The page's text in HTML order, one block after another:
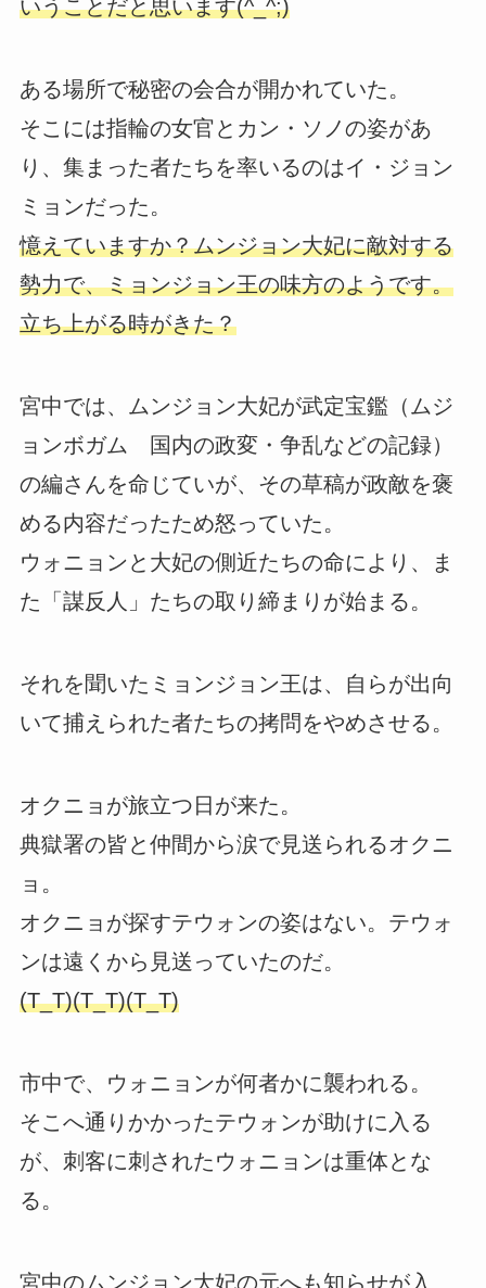
いうことだと思います(^_^;)
ある場所で秘密の会合が開かれていた。
そこには指輪の女官とカン・ソノの姿があ
り、集まった者たちを率いるのはイ・ジョン
ミョンだった。
憶えていますか？ムンジョン大妃に敵対する
勢力で、ミョンジョン王の味方のようです。
立ち上がる時がきた？
宮中では、ムンジョン大妃が武定宝鑑（ムジ
ョンボガム 国内の政変・争乱などの記録）
の編さんを命じていが、その草稿が政敵を褒
める内容だったため怒っていた。
ウォニョンと大妃の側近たちの命により、ま
た「謀反人」たちの取り締まりが始まる。
それを聞いたミョンジョン王は、自らが出向
いて捕えられた者たちの拷問をやめさせる。
オクニョが旅立つ日が来た。
典獄署の皆と仲間から涙で見送られるオクニ
ョ。
オクニョが探すテウォンの姿はない。テウォ
ンは遠くから見送っていたのだ。
(T_T)(T_T)(T_T)
市中で、ウォニョンが何者かに襲われる。
そこへ通りかかったテウォンが助けに入る
が、刺客に刺されたウォニョンは重体とな
る。
宮中のムンジョン大妃の元へも知らせが入